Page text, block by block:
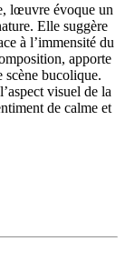
lœuvre évoque un
Elle suggère
à l’immensité du
apporte
scène bucolique.
visuel de la
de calme et